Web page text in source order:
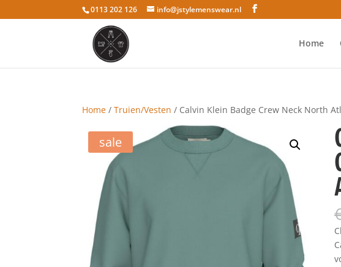
0113 202 126 info@jstylemenswear.nl
Home
Home /Truien/Vesten / Calvin Klein Badge Crew Neck North
sale